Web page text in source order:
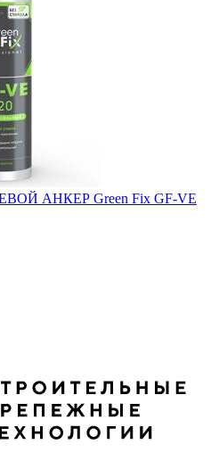
АНКЕР Green Fix GF-VE